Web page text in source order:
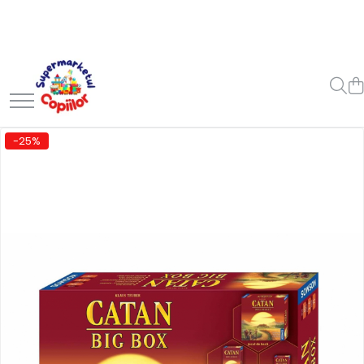
Casa, Gradina & Bricolaj
Decoratiuni
Accesorii pentru petrecere
Activitati extracurriculare
Povesti pentru copii
Carti de Povesti pentru Copii
Rechizite si papetarie pentru
copii
-25%